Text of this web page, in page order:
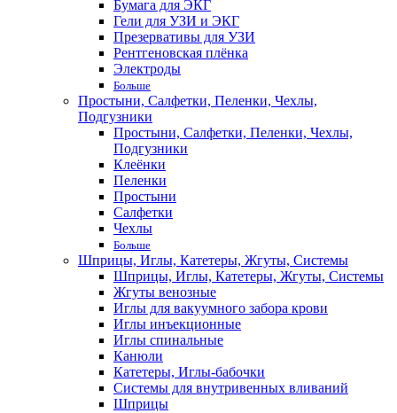
Бумага для ЭКГ
Гели для УЗИ и ЭКГ
Презервативы для УЗИ
Рентгеновская плёнка
Электроды
Больше
Простыни, Салфетки, Пеленки, Чехлы,
Подгузники
Простыни, Салфетки, Пеленки, Чехлы,
Подгузники
Клеёнки
Пеленки
Простыни
Салфетки
Чехлы
Больше
Шприцы, Иглы, Катетеры, Жгуты, Системы
Шприцы, Иглы, Катетеры, Жгуты, Системы
Жгуты венозные
Иглы для вакуумного забора крови
Иглы инъекционные
Иглы спинальные
Канюли
Катетеры, Иглы-бабочки
Системы для внутривенных вливаний
Шприцы